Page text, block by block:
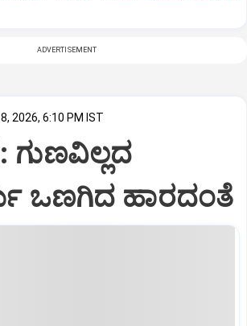
ADVERTISEMENT
8, 2026, 6:10 PM IST
ಗುಣವಿಲ್ಲದ
ಒಣಗಿದ ಹಾರದಂತೆ